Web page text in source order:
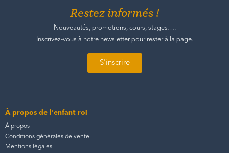
Restez informés !
Nouveautés, promotions, cours, stages….
Inscrivez-vous à notre newsletter pour rester à la page.
S'inscrire
À propos de l'enfant roi
À propos
Conditions générales de vente
Mentions légales